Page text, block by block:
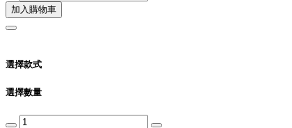
加入購物車
選擇款式
選擇數量